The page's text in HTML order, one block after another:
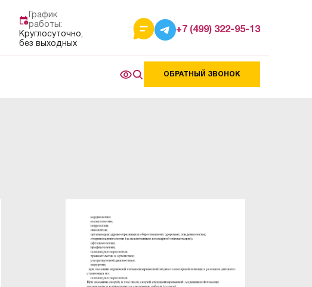
График
работы:
Круглосуточно,
без выходных
+7 (499) 322-95-13
ОБРАТНЫЙ ЗВОНОК